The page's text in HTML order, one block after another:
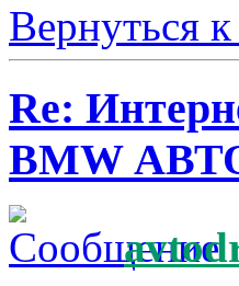
Вернуться
Re:
BMW